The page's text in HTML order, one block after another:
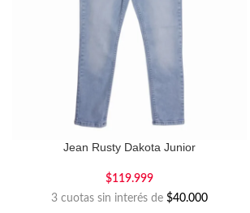
Jean Rusty Dakota Junior
$119.999
3 cuotas sin interés de$40.000